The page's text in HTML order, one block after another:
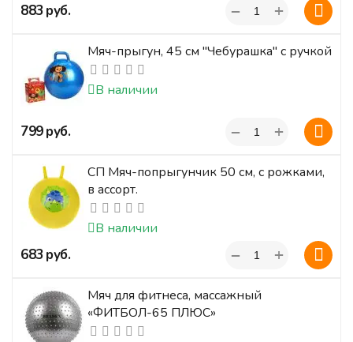
‍883‍руб. +
−
Мяч-прыгун, 45 см "Чебурашка" с ручкой
В наличии
‍799‍руб. +
−
СП Мяч-попрыгунчик 50 см, с рожками,
в ассорт.
В наличии
‍683‍руб. +
−
Мяч для фитнеса, массажный
«ФИТБОЛ-65 ПЛЮС»